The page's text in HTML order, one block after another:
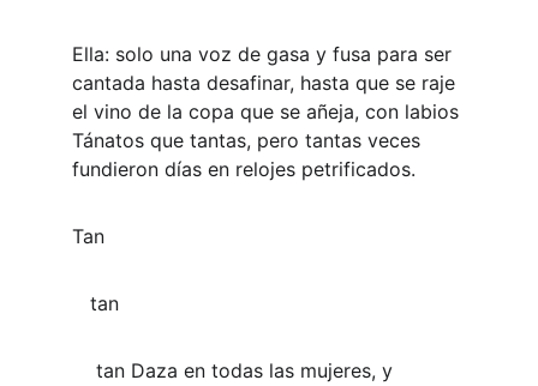
Ella: solo una voz de gasa y fusa para ser
cantada hasta desafinar, hasta que se raje
el vino de la copa que se añeja, con labios
Tánatos que tantas, pero tantas veces
fundieron días en relojes petrificados.
Tan
   tan